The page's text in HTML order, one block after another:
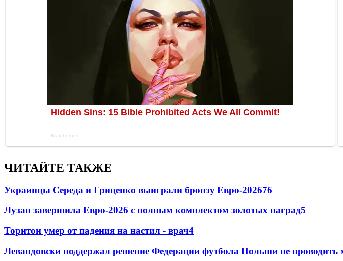
ЧИТАЙТЕ ТАКЖЕ
Украинцы Середа и Гриценко выиграли бронзу Евро-202676
Лузан завершила Евро-2026 с полным комплектом золотых наград5
Торнтон умер от падения на настил - врач4
Левандовски поддержал решение Федерации футбола Польши не